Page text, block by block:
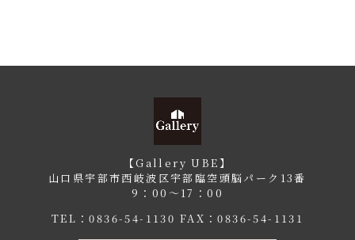
【Gallery UBE】
山口県宇部市西岐波区宇部臨空頭脳パーク13番
9：00〜17：00
TEL：0836-54-1130 FAX：0836-54-1131